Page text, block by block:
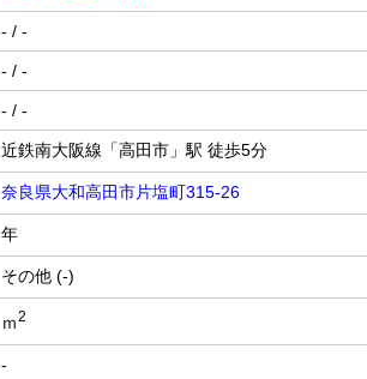
- / -
- / -
- / -
近鉄南大阪線「高田市」駅 徒歩5分
奈良県大和高田市片塩町315-26
年
その他 (-)
ｍ2
-